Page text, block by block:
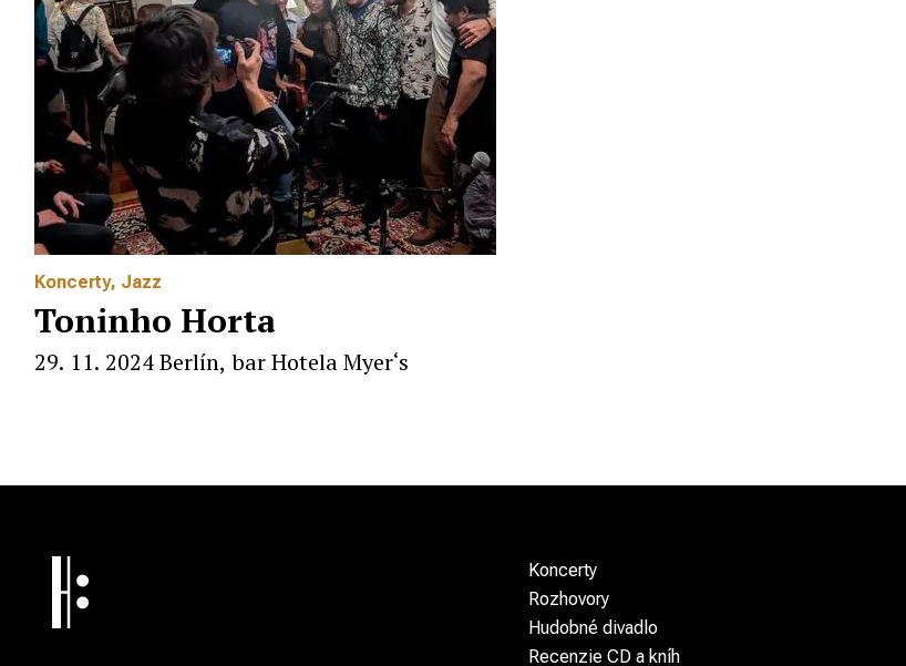
Koncerty, Jazz
Toninho Horta
29. 11. 2024 Berlín, bar Hotela Myer‘s
Koncerty
Rozhovory
Hudobné divadlo
Recenzie CD a kníh